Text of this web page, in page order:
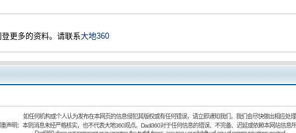
更多的资料。请联系大地360
如任何机构或个人认为发布在本网页的信息侵犯其版权或有任何错误，请立即通知我们，我们会尽快做出相应处理.
声明：本则消息未经严格核实，也不代表大地360观点。Dadi360对于任何信息的错误、不完备、迟延或依赖本网站信息